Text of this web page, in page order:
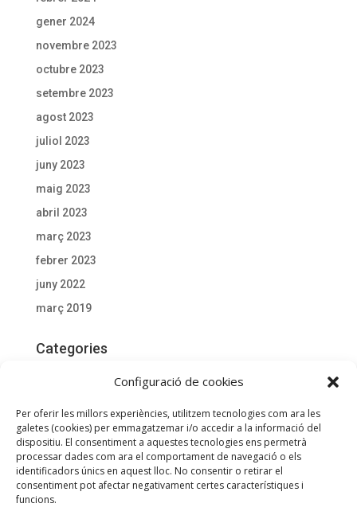
Configuració de cookies
Per oferir les millors experiències, utilitzem tecnologies com ara les
galetes (cookies) per emmagatzemar i/o accedir a la informació del
dispositiu. El consentiment a aquestes tecnologies ens permetrà
processar dades com ara el comportament de navegació o els
identificadors únics en aquest lloc. No consentir o retirar el
consentiment pot afectar negativament certes característiques i
funcions.
gener 2024
novembre 2023
octubre 2023
setembre 2023
agost 2023
juliol 2023
juny 2023
maig 2023
abril 2023
març 2023
febrer 2023
juny 2022
març 2019
Categories
General
Meta
Entra